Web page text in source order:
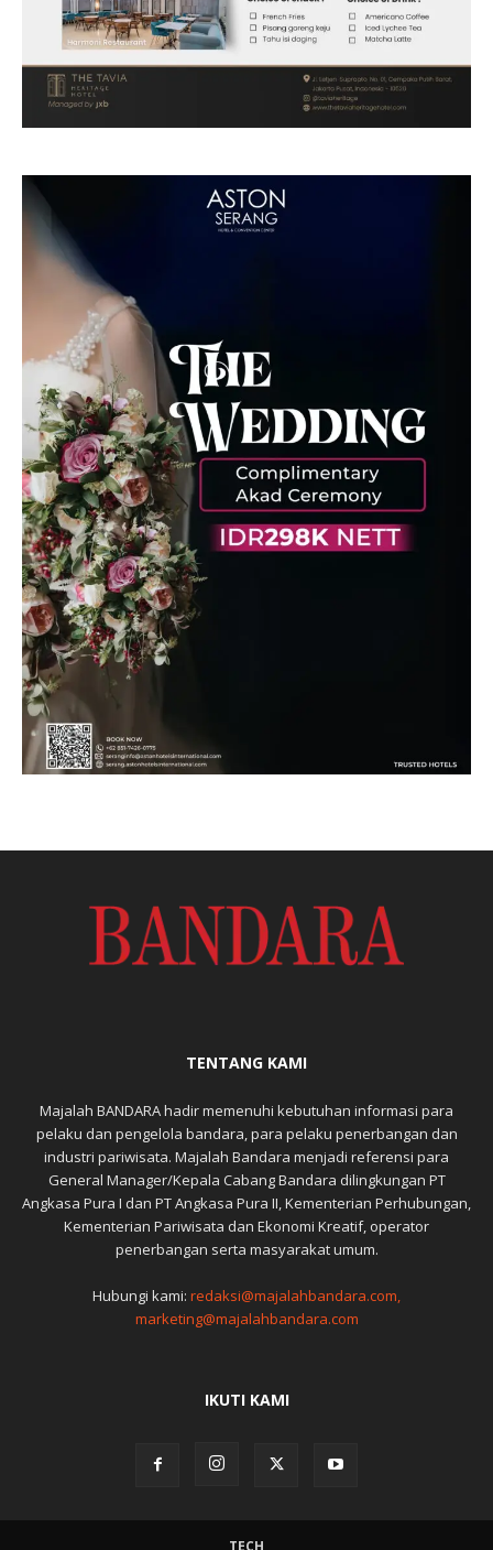
TENTANG KAMI
Majalah BANDARA hadir memenuhi kebutuhan informasi para
pelaku dan pengelola bandara, para pelaku penerbangan dan
industri pariwisata. Majalah Bandara menjadi referensi para
General Manager/Kepala Cabang Bandara dilingkungan PT
Angkasa Pura I dan PT Angkasa Pura II, Kementerian Perhubungan,
Kementerian Pariwisata dan Ekonomi Kreatif, operator
penerbangan serta masyarakat umum.
Hubungi kami: redaksi@majalahbandara.com,
marketing@majalahbandara.com
IKUTI KAMI